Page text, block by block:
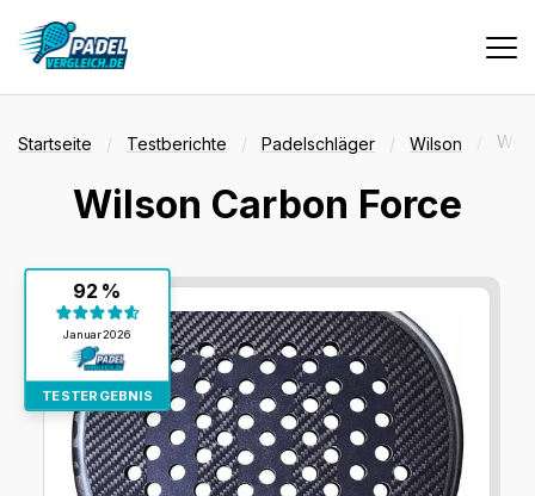
Vergleiche
Tests
Deals
Suche
Startseite Testberichte Padelschläger Wilson
Wilson Carbon Force
92 %
Januar 2026
Testergebnis:
92 %
TESTERGEBNIS